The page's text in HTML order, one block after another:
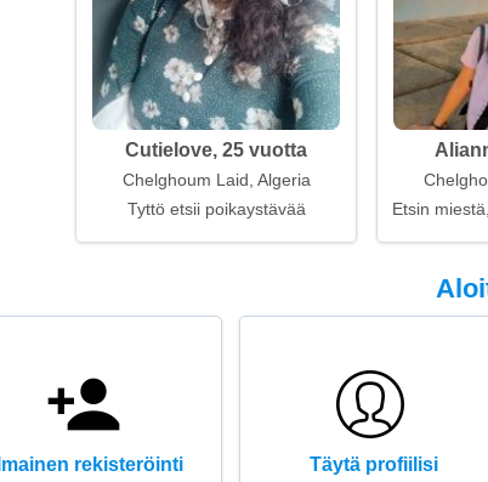
Cutielove, 25 vuotta
Chelghoum Laid, Algeria
Tyttö etsii poikaystävää
Etsin
Ilmainen rekisteröinti Täytä profiilisi